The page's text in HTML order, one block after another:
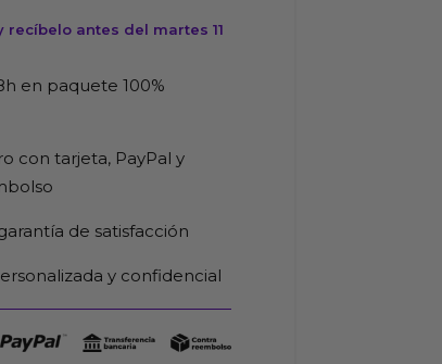
recíbelo antes del martes 11
en paquete 100%
con tarjeta, PayPal y
de satisfacción
y confidencial